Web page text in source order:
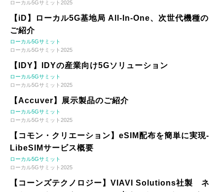
ローカル5Gサミット2025
【iD】ローカル5G基地局 All-In-One、次世代機種の
ご紹介
ローカル5Gサミット
ローカル5Gサミット2025
【IDY】IDYの産業向け5Gソリューション
ローカル5Gサミット
ローカル5Gサミット2025
【Accuver】展示製品のご紹介
ローカル5Gサミット
ローカル5Gサミット2025
【コモン・クリエーション】eSIM配布を簡単に実現-
LibeSIMサービス概要
ローカル5Gサミット
ローカル5Gサミット2025
【コーンズテクノロジー】VIAVI Solutions社製 ネ